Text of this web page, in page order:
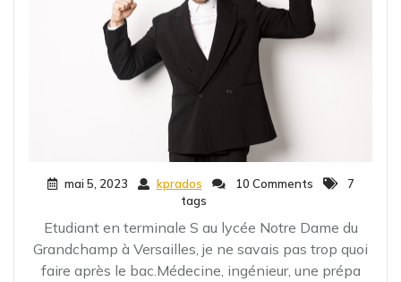
mai 5, 2023 kprados 10 Comments
7
tags
Etudiant en terminale S au lycée Notre Dame du
Grandchamp à Versailles, je ne savais pas trop quoi
faire après le bac.Médecine, ingénieur, une prépa